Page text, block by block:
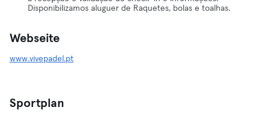
Disponibilizamos aluguer de Raquetes, bolas e toalhas.
Webseite
www.vivepadel.pt
Sportplan